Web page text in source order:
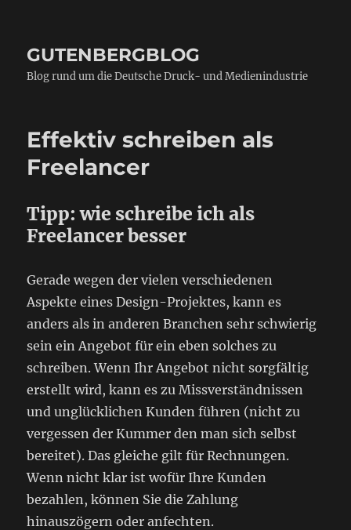
GUTENBERGBLOG
Blog rund um die Deutsche Druck- und Medienindustrie
Effektiv schreiben als
Freelancer
Tipp: wie schreibe ich als
Freelancer besser
Gerade wegen der vielen verschiedenen
Aspekte eines Design-Projektes, kann es
anders als in anderen Branchen sehr schwierig
sein ein Angebot für ein eben solches zu
schreiben. Wenn Ihr Angebot nicht sorgfältig
erstellt wird, kann es zu Missverständnissen
und unglücklichen Kunden führen (nicht zu
vergessen der Kummer den man sich selbst
bereitet). Das gleiche gilt für Rechnungen.
Wenn nicht klar ist wofür Ihre Kunden
bezahlen, können Sie die Zahlung
hinauszögern oder anfechten.